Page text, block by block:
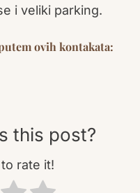
i veliki parking.
ovih kontakata:
this post?
rate it!